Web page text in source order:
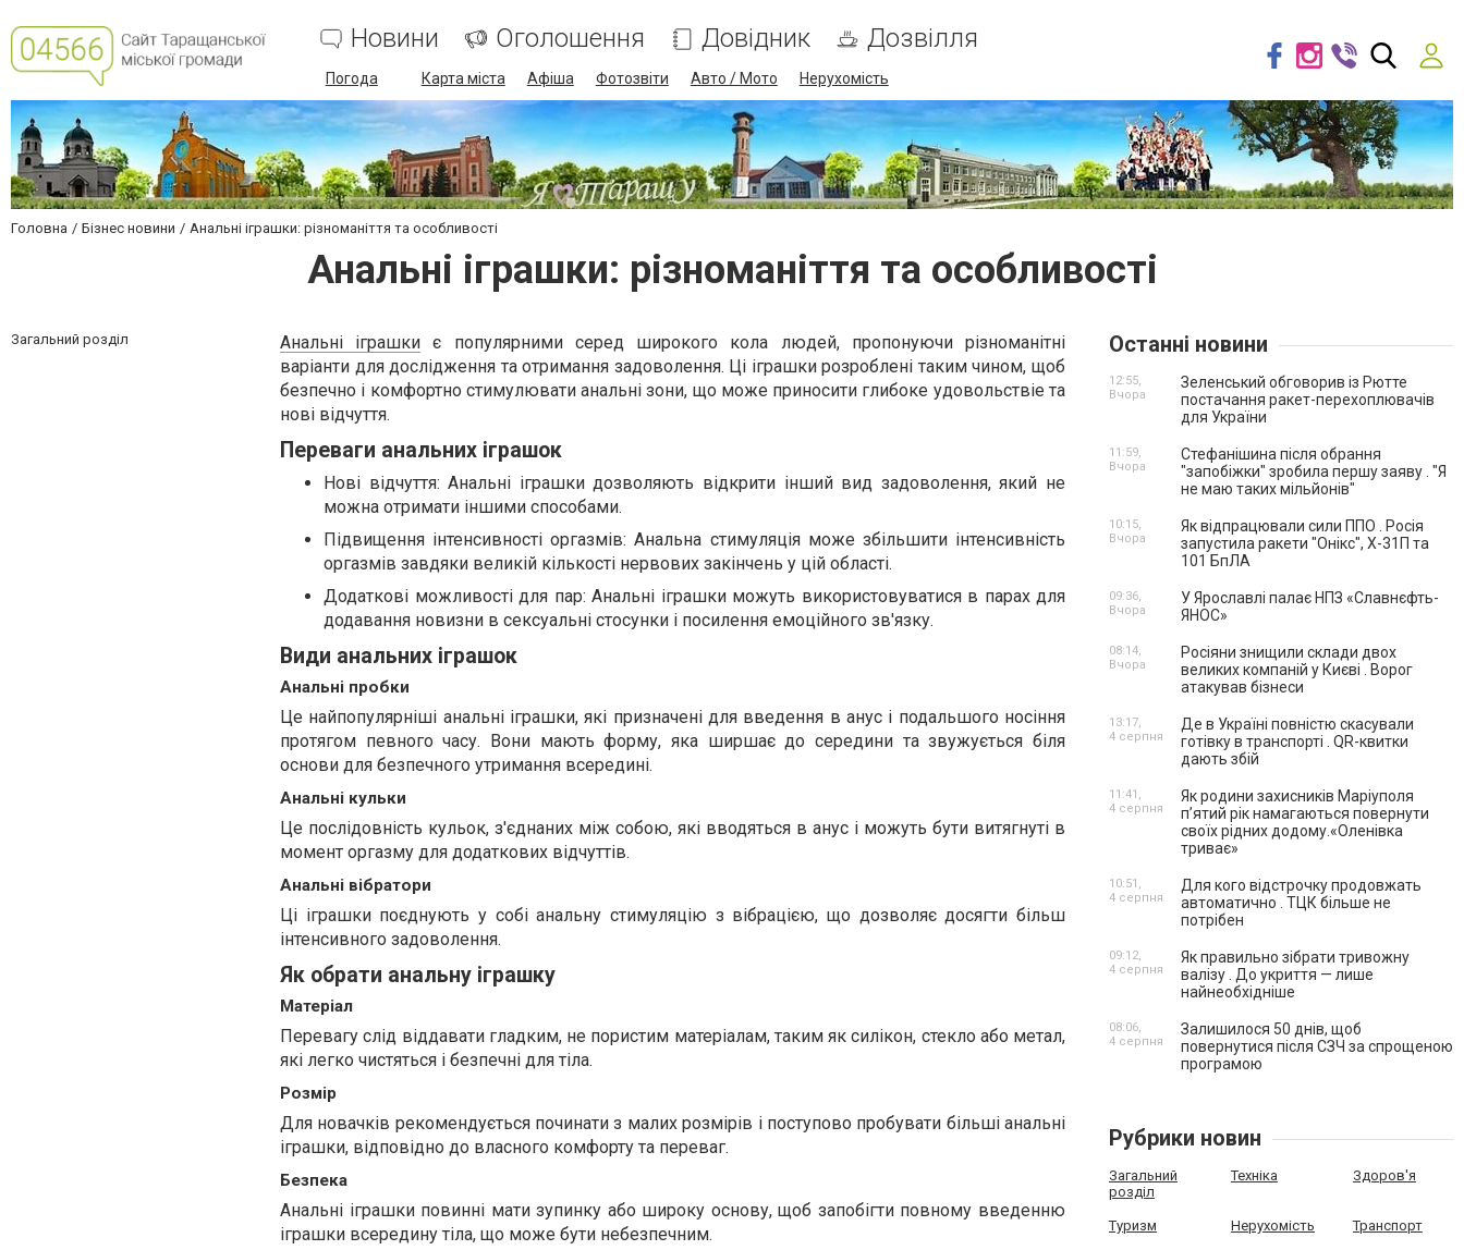
Новини Оголошення Довідник Дозвілля
Погода Карта міста Афіша Фотозвіти Авто / Мото Нерухомість
Головна Бізнес новини Анальні іграшки: різноманіття та особливості
Анальні іграшки: різноманіття та особливості
Загальний розділ Анальні іграшки є популярними серед широкого кола людей, пропонуючи різноманітні
варіанти для дослідження та отримання задоволення. Ці іграшки розроблені таким чином, щоб
безпечно і комфортно стимулювати анальні зони, що може приносити глибоке удовольствіе та
нові відчуття.
Переваги анальних іграшок
Нові відчуття: Анальні іграшки дозволяють відкрити інший вид задоволення, який не
можна отримати іншими способами.
Підвищення інтенсивності оргазмів: Анальна стимуляція може збільшити інтенсивність
оргазмів завдяки великій кількості нервових закінчень у цій області.
Додаткові можливості для пар: Анальні іграшки можуть використовуватися в парах для
додавання новизни в сексуальні стосунки і посилення емоційного зв'язку.
Види анальних іграшок
Анальні пробки
Це найпопулярніші анальні іграшки, які призначені для введення в анус і подальшого носіння
протягом певного часу. Вони мають форму, яка ширшає до середини та звужується біля
основи для безпечного утримання всередині.
Анальні кульки
Це послідовність кульок, з'єднаних між собою, які вводяться в анус і можуть бути витягнуті в
момент оргазму для додаткових відчуттів.
Анальні вібратори
Ці іграшки поєднують у собі анальну стимуляцію з вібрацією, що дозволяє досягти більш
інтенсивного задоволення.
Як обрати анальну іграшку
Матеріал
Перевагу слід віддавати гладким, не пористим матеріалам, таким як силікон, стекло або метал,
які легко чистяться і безпечні для тіла.
Розмір
Для новачків рекомендується починати з малих розмірів і поступово пробувати більші анальні
іграшки, відповідно до власного комфорту та переваг.
Безпека
Анальні іграшки повинні мати зупинку або широку основу, щоб запобігти повному введенню
іграшки всередину тіла, що може бути небезпечним.
Останні новини
Зеленський обговорив із Рютте
постачання ракет-перехоплювачів
для України
12:55,
Вчора
Стефанішина після обрання
"запобіжки" зробила першу заяву . "Я
не маю таких мільйонів"
11:59,
Вчора
Як відпрацювали сили ППО . Росія
запустила ракети "Онікс", Х-31П та
101 БпЛА
10:15,
Вчора
У Ярославлі палає НПЗ «Славнєфть-
ЯНОС»
09:36,
Вчора
Росіяни знищили склади двох
великих компаній у Києві . Ворог
атакував бізнеси
08:14,
Вчора
Де в Україні повністю скасували
готівку в транспорті . QR-квитки
дають збій
13:17,
4 серпня
Як родини захисників Маріуполя
пʼятий рік намагаються повернути
своїх рідних додому.«Оленівка
триває»
11:41,
4 серпня
Для кого відстрочку продовжать
автоматично . ТЦК більше не
потрібен
10:51,
4 серпня
Як правильно зібрати тривожну
валізу . До укриття — лише
найнеобхідніше
09:12,
4 серпня
Залишилося 50 днів, щоб
повернутися після СЗЧ за спрощеною
програмою
08:06,
4 серпня
Рубрики новин
Загальний
розділ
Техніка Здоров'я
Туризм Нерухомість Транспорт